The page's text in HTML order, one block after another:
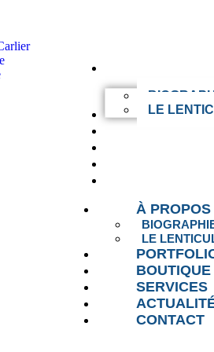
LE
PORTFOLIO
À PROPOS
LE
BOUTIQUE
SERVICES
CONTACT